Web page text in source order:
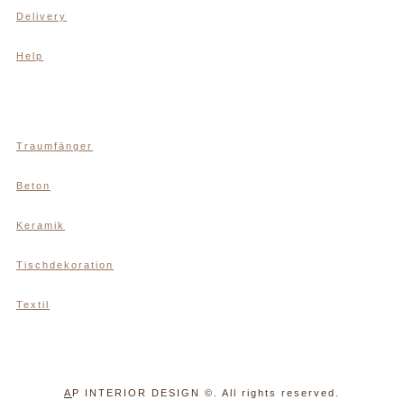
Delivery
Help
Traumfänger
Beton
Keramik
Tischdekoration
Textil
A P INTERIOR DESIGN ©. All rights reserved.